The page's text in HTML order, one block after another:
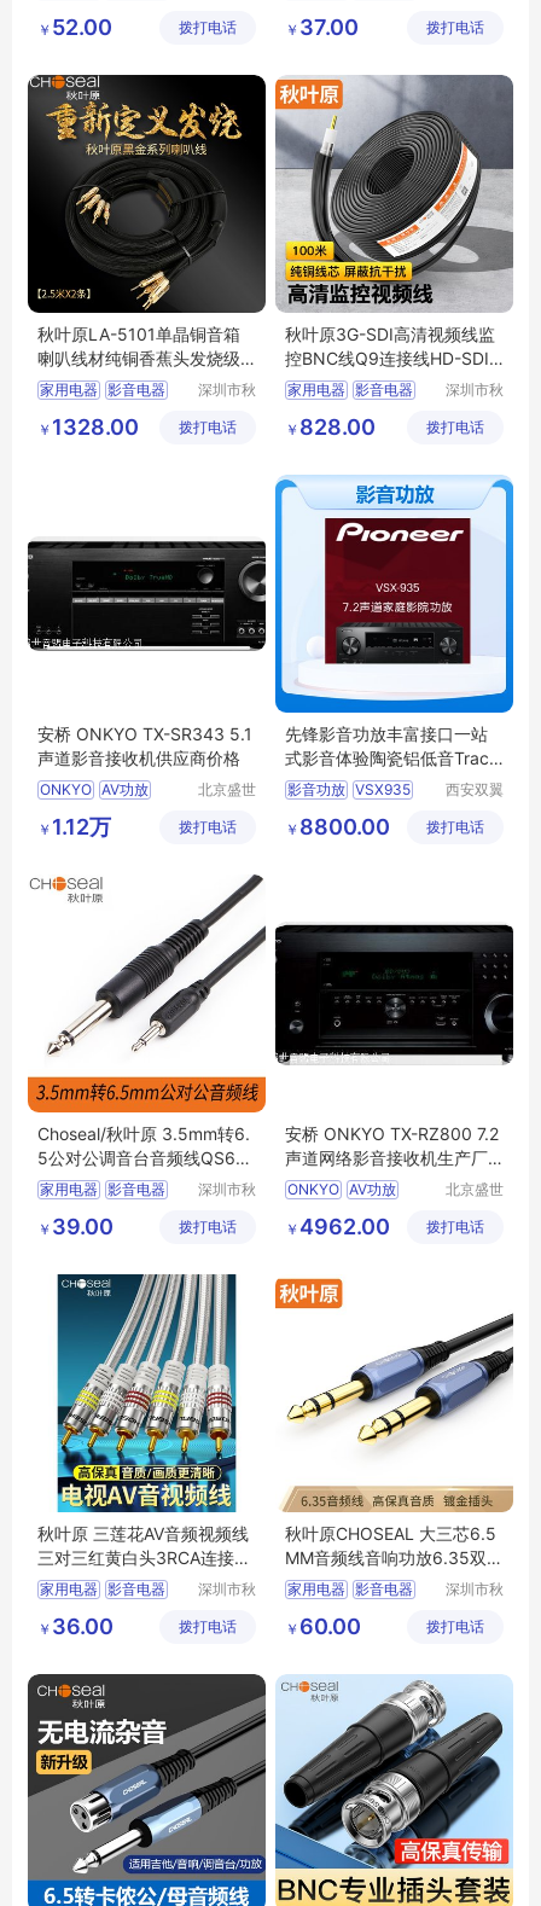
有限公司
￥ 52.00 拨打电话
有限公司
￥ 37.00 拨打电话
秋叶原LA-5101单晶铜音箱
喇叭线材纯铜香蕉头发烧级
功放音响2.5米
家用电器 影音电器
发烧级单晶铜喇叭线
深圳市秋
有限公司
￥ 1328.00 拨打电话
秋叶原3G-SDI高清视频线监
控BNC线Q9连接线HD-SDI
线4K75欧同轴线
家用电器 影音电器
高清监控视频线
深圳市秋
有限公司
￥ 828.00 拨打电话
安桥 ONKYO TX-SR343 5.1
声道影音接收机供应商价格
ONKYO AV功放
北京盛世
科技有限
￥ 1.12万 拨打电话
先锋影音功放丰富接口一站
式影音体验陶瓷铝低音Tractr
ix号角技术
影音功放 VSX935
西安双翼
科技有限
￥ 8800.00 拨打电话
Choseal/秋叶原 3.5mm转6.
5公对公调音台音频线QS671
2家用电器 影音电器
深圳市秋
有限公司
￥ 39.00 拨打电话
安桥 ONKYO TX-RZ800 7.2
声道网络影音接收机生产厂
家
ONKYO AV功放
北京盛世
科技有限
￥ 4962.00 拨打电话
秋叶原 三莲花AV音频视频线
三对三红黄白头3RCA连接线
QS6773
家用电器 影音电器
深圳市秋
有限公司
￥ 36.00 拨打电话
秋叶原CHOSEAL 大三芯6.5
MM音频线音响功放6.35双声
道平衡线对录线
家用电器 影音电器
深圳市秋
有限公司
￥ 60.00 拨打电话